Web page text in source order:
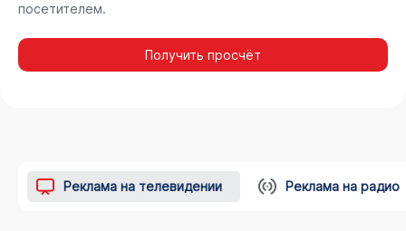
посетителем.
Получить просчёт
Реклама на телевидении Реклама на радио